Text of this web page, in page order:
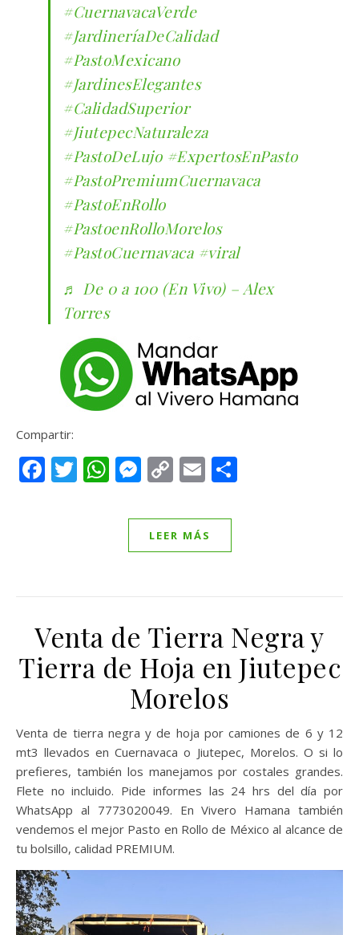
#CuernavacaVerde
#JardineríaDeCalidad
#PastoMexicano
#JardinesElegantes
#CalidadSuperior
#JiutepecNaturaleza
#PastoDeLujo #ExpertosEnPasto
#PastoPremiumCuernavaca
#PastoEnRollo
#PastoenRolloMorelos
#PastoCuernavaca #viral
♬ De 0 a 100 (En Vivo) – Alex
Torres
Compartir:
Facebook
Twitter
WhatsApp
Messenger
CopyEmail
LEER MÁS
Venta de Tierra Negra y
Tierra de Hoja en Jiutepec
Morelos
Venta de tierra negra y de hoja por camiones de 6 y 12
mt3 llevados en Cuernavaca o Jiutepec, Morelos. O si lo
prefieres, también los manejamos por costales grandes.
Flete no incluido. Pide informes las 24 hrs del día por
WhatsApp al 7773020049. En Vivero Hamana también
vendemos el mejor Pasto en Rollo de México al alcance de
tu bolsillo, calidad PREMIUM.